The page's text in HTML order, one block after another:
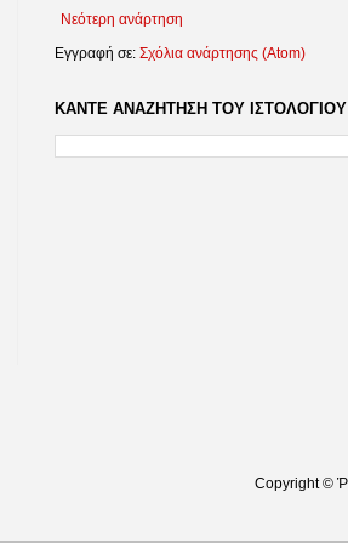
Νεότερη ανάρτηση
Εγγραφή σε: Σχόλια ανάρτησης (Atom)
ΚΑΝΤΕ ΑΝΑΖΗΤΗΣΗ ΤΟΥ
Copyright ©